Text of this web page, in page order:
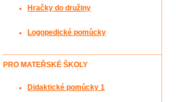
Hračky do družiny
Logopedické pomůcky
PRO MATEŘSKÉ ŠKOLY
Didaktické pomůcky 1